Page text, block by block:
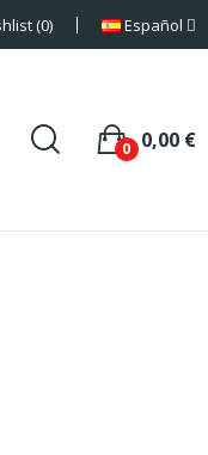
0 Español
0,00 €
0